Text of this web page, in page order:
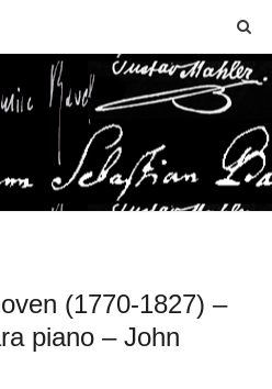
(1770-1827) –
piano – John